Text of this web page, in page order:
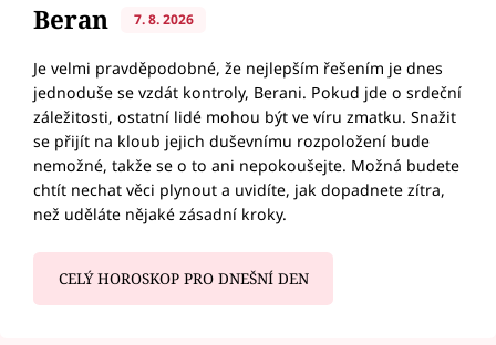
Beran 7. 8. 2026
Je velmi pravděpodobné, že nejlepším řešením je dnes
jednoduše se vzdát kontroly, Berani. Pokud jde o srdeční
záležitosti, ostatní lidé mohou být ve víru zmatku. Snažit
se přijít na kloub jejich duševnímu rozpoložení bude
nemožné, takže se o to ani nepokoušejte. Možná budete
chtít nechat věci plynout a uvidíte, jak dopadnete zítra,
než uděláte nějaké zásadní kroky.
CELÝ HOROSKOP PRO DNEŠNÍ DEN